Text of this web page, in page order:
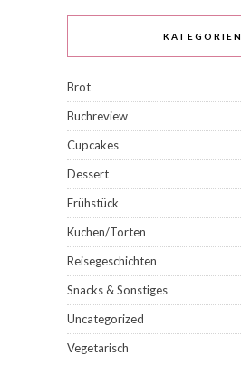
KATEGORIEN
Brot
Buchreview
Cupcakes
Dessert
Frühstück
Kuchen/Torten
Reisegeschichten
Snacks & Sonstiges
Uncategorized
Vegetarisch